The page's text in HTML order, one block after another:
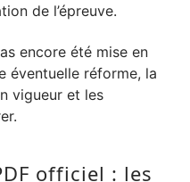
de l’épreuve.
encore été mise en
éventuelle réforme, la
vigueur et les
officiel : les